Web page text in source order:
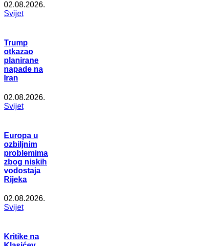
02.08.2026.
Svijet
Trump
otkazao
planirane
napade na
Iran
02.08.2026.
Svijet
Europa u
ozbiljnim
problemima
zbog niskih
vodostaja
Rijeka
02.08.2026.
Svijet
Kritike na